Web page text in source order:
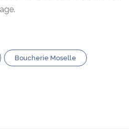
Boucherie Moselle